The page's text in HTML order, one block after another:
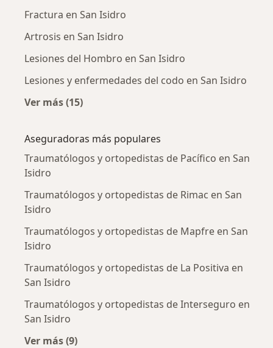
Fractura en San Isidro
Artrosis en San Isidro
Lesiones del Hombro en San Isidro
Lesiones y enfermedades del codo en San Isidro
Ver más (15)
Aseguradoras más populares
Traumatólogos y ortopedistas de Pacífico en San
Isidro
Traumatólogos y ortopedistas de Rimac en San
Isidro
Traumatólogos y ortopedistas de Mapfre en San
Isidro
Traumatólogos y ortopedistas de La Positiva en
San Isidro
Traumatólogos y ortopedistas de Interseguro en
San Isidro
Ver más (9)